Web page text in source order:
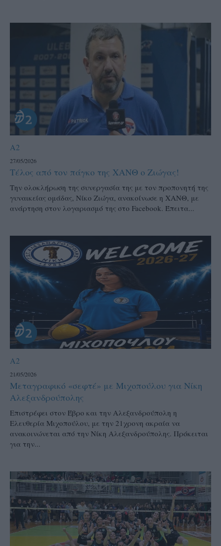
A2
27/05/2026
Τέλος από τον πάγκο της ΧΑΝΘ ο Ζιώγας!
Την ολοκλήρωση της συνεργασία της με τον προπονητή της
γυναικείας ομάδας, Νίκο Ζιώγα, ανακοίνωσε η ΧΑΝΘ, με
ανάρτηση στον λογαριασμό της στο Facebook. Έπειτα...
A2
21/05/2026
Μεταγραφικό «σεφτέ» με Μιχοπούλου για Νίκη
Αλεξανδρούπολης
Επιστρέφει στον Έβρο και την Αλεξανδρούπολη η
Ελευθερία Μιχοπούλου, με την 21χρονη ακραία να
ανακοινώνεται από την Νίκη Αλεξανδρούπολης. Πρόκειται
για την...